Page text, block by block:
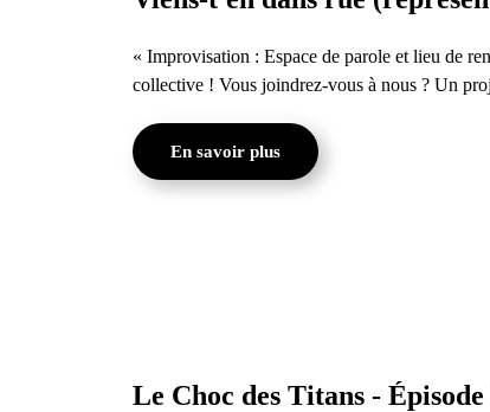
« Improvisation : Espace de parole et lieu de
collective ! Vous joindrez-vous à nous ? Un
En savoir plus
Le Choc des Titans -